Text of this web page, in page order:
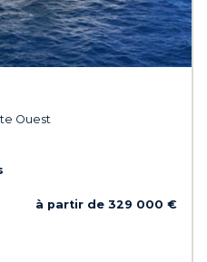
Ouest
à partir de 329 000 €